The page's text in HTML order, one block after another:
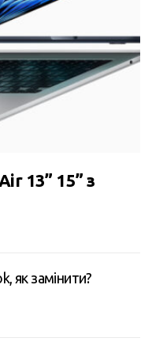
13” 15” з
як замінити?